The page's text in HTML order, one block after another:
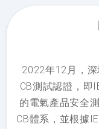
2022年12月，
CB測試認證，即
的電氣產品安全
CB體系，並根據